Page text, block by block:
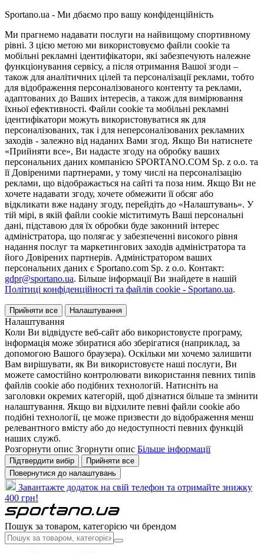
Sportano.ua - Ми дбаємо про вашу конфіденційність
Ми прагнемо надавати послуги на найвищому спортивному
рівні. З цією метою ми використовуємо файли cookie та
мобільні рекламні ідентифікатори, які забезпечують належне
функціонування сервісу, а після отримання Вашої згоди –
також для аналітичних цілей та персоналізації реклами, тобто
для відображення персоналізованого контенту та реклами,
адаптованих до Ваших інтересів, а також для вимірювання
їхньої ефективності. Файли cookie та мобільні рекламні
ідентифікатори можуть використовуватися як для
персоналізованих, так і для неперсоналізованих рекламних
заходів - залежно від наданих Вами згод. Якщо Ви натиснете
«Прийняти все», Ви надасте згоду на обробку ваших
персональних даних компанією SPORTANO.COM Sp. z o.o. та
її Довіреними партнерами, у тому числі на персоналізацію
реклами, що відображається на сайті та поза ним. Якщо Ви не
хочете надавати згоду, хочете обмежити її обсяг або
відкликати вже надану згоду, перейдіть до «Налаштувань». У
тій мірі, в якій файли cookie міститимуть Ваші персональні
дані, підставою для їх обробки буде законний інтерес
адміністратора, що полягає у забезпеченні високого рівня
надання послуг та маркетингових заходів адміністратора та
його Довірених партнерів. Адміністратором ваших
персональних даних є Sportano.com Sp. z o.o. Контакт:
gdpr@sportano.ua. Більше інформації Ви знайдете в нашій
Політиці конфіденційності та файлів cookie - Sportano.ua.
Прийняти все Налаштування
Налаштування
Коли Ви відвідуєте веб-сайт або використовуєте програму,
інформація може збиратися або зберігатися (наприклад, за
допомогою Вашого браузера). Оскільки ми хочемо залишити
Вам вирішувати, як Ви використовуєте наші послуги, Ви
можете самостійно контролювати використання певних типів
файлів cookie або подібних технологій. Натисніть на
заголовки окремих категорій, щоб дізнатися більше та змінити
налаштування. Якщо ви відхилите певні файли cookie або
подібні технології, це може призвести до відображення менш
релевантного вмісту або до недоступності певних функцій
наших служб.
Розгорнути опис Згорнути опис Більше інформації
Підтвердити вибір
Прийняти все
Повернутися до налаштувань
Завантажте додаток на свій телефон та отримайте знижку
400 грн!
Пошук за товаром, категорією чи брендом